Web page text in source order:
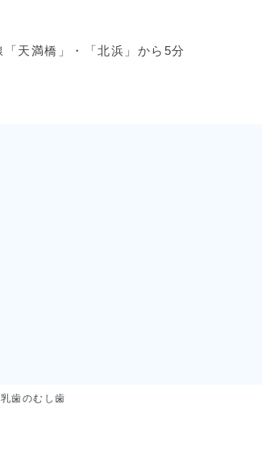
乳歯のむし歯